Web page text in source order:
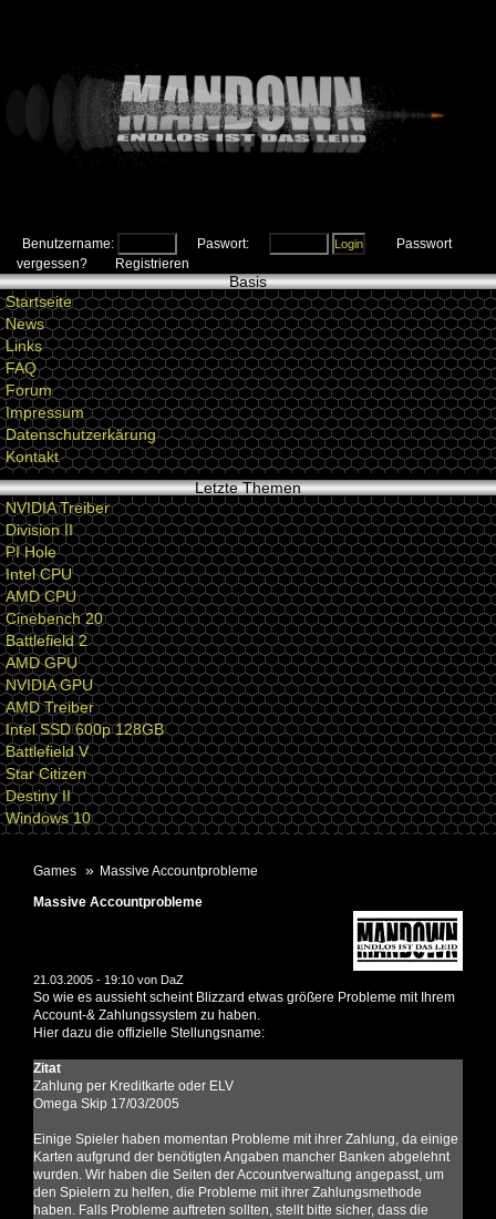
Benutzername: Paswort:
Passwort
vergessen?
Registrieren
Basis
Startseite
News
Links
FAQ
Forum
Impressum
Datenschutzerkärung
Kontakt
Letzte Themen
NVIDIA Treiber
Division II
PI Hole
Intel CPU
AMD CPU
Cinebench 20
Battlefield 2
AMD GPU
NVIDIA GPU
AMD Treiber
Intel SSD 600p 128GB
Battlefield V
Star Citizen
Destiny II
Windows 10
Games
Massive Accountprobleme
Massive Accountprobleme
21.03.2005 - 19:10 von DaZ
So wie es aussieht scheint Blizzard etwas größere Probleme mit Ihrem
Account-& Zahlungssystem zu haben.
Hier dazu die offizielle Stellungsname:
Zitat
Zahlung per Kreditkarte oder ELV
Omega Skip 17/03/2005
Einige Spieler haben momentan Probleme mit ihrer Zahlung, da einige
Karten aufgrund der benötigten Angaben mancher Banken abgelehnt
wurden. Wir haben die Seiten der Accountverwaltung angepasst, um
den Spielern zu helfen, die Probleme mit ihrer Zahlungsmethode
haben. Falls Probleme auftreten sollten, stellt bitte sicher, dass die